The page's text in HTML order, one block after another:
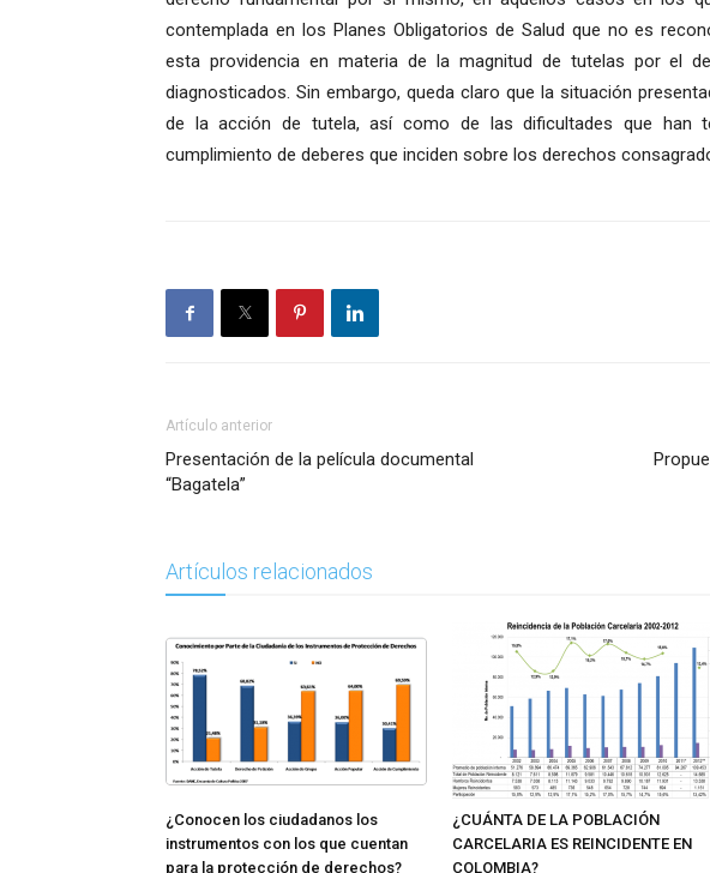
contemplada en los Planes Obligatorios de Salud que no es
esta providencia en materia de la magnitud de tutelas por el
diagnosticados. Sin embargo, queda claro que la situación
de la acción de tutela, así como de las dificultades que han
cumplimiento de deberes que inciden sobre los derechos
Artículo anterior
Presentación de la película documental
“Bagatela”
Artículos relacionados
¿Conocen los ciudadanos los
instrumentos con los que cuentan
para la protección de derechos?
¿CUÁNTA DE LA POBLACIÓN
CARCELARIA ES REINCIDENTE EN
COLOMBIA?